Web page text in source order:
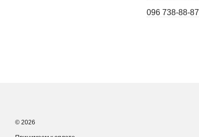
096 738-88-87
© 2026